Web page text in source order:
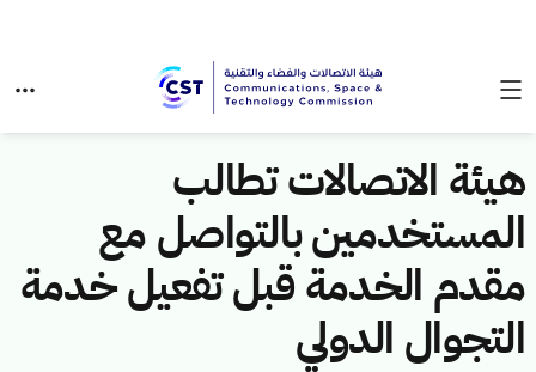
هيئة الاتصالات تطالب
المستخدمين بالتواصل مع
مقدم الخدمة قبل تفعيل خدمة
التجوال الدولي